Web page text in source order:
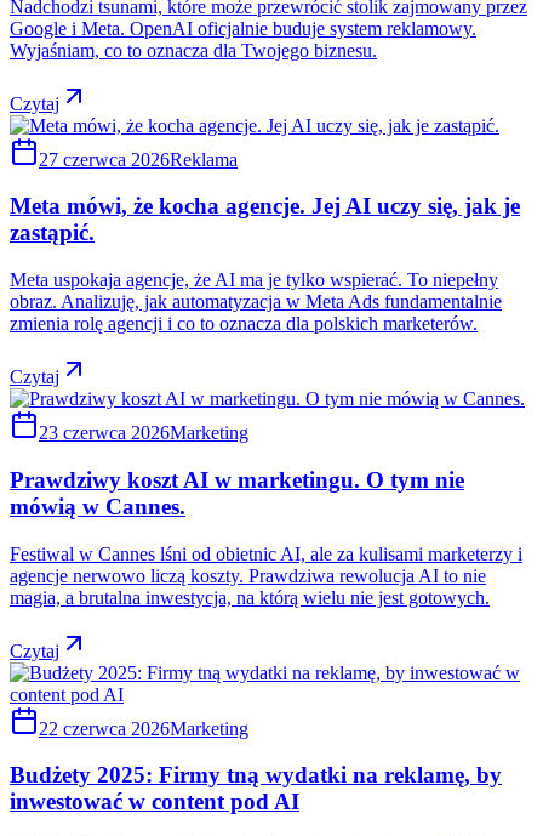
Nadchodzi tsunami, które może przewrócić stolik zajmowany przez
Google i Meta. OpenAI oficjalnie buduje system reklamowy.
Wyjaśniam, co to oznacza dla Twojego biznesu.
Czytaj
27 czerwca 2026Reklama
Meta mówi, że kocha agencje. Jej AI uczy się, jak je
zastąpić.
Meta uspokaja agencje, że AI ma je tylko wspierać. To niepełny
obraz. Analizuję, jak automatyzacja w Meta Ads fundamentalnie
zmienia rolę agencji i co to oznacza dla polskich marketerów.
Czytaj
23 czerwca 2026Marketing
Prawdziwy koszt AI w marketingu. O tym nie
mówią w Cannes.
Festiwal w Cannes lśni od obietnic AI, ale za kulisami marketerzy i
agencje nerwowo liczą koszty. Prawdziwa rewolucja AI to nie
magia, a brutalna inwestycja, na którą wielu nie jest gotowych.
Czytaj
22 czerwca 2026Marketing
Budżety 2025: Firmy tną wydatki na reklamę, by
inwestować w content pod AI